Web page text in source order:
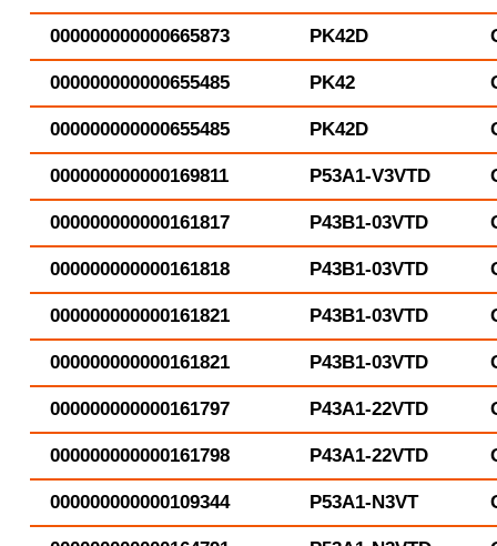
000000000000665873 PK42D
000000000000655485 PK42
000000000000655485 PK42D
000000000000169811 P53A1-V3VTD
000000000000161817 P43B1-03VTD
000000000000161818 P43B1-03VTD
000000000000161821 P43B1-03VTD
000000000000161821 P43B1-03VTD
000000000000161797 P43A1-22VTD
000000000000161798 P43A1-22VTD
000000000000109344 P53A1-N3VT